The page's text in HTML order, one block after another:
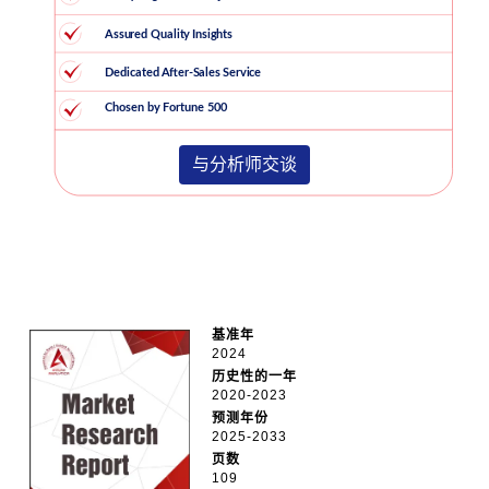
与分析师交谈
基准年
2024
历史性的一年
2020-2023
预测年份
2025-2033
页数
109